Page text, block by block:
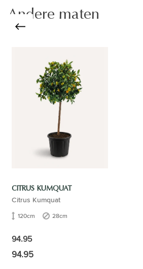
Andere maten
CITRUS KUMQUAT
Citrus Kumquat
120cm 28cm
94.95
94.95